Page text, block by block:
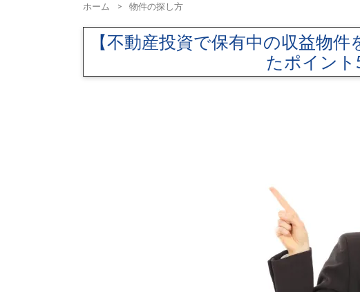
ホーム > 物件の探し方
【不動産投資で保有中の収益物
たポイント